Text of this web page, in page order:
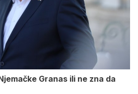
Granas ili ne zna da